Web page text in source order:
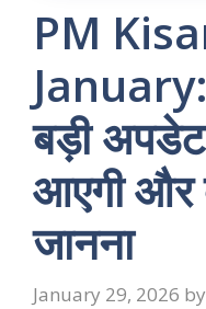
PM
बड़ी
आएगी और
जानना
January 29, 2026 by